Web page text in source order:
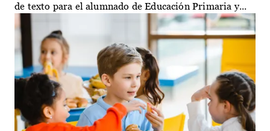
de texto para el alumnado de Educación Primaria y...